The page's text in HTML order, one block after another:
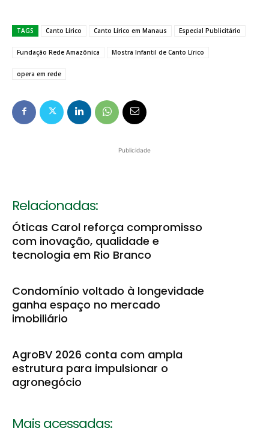
TAGS Canto Lírico Canto Lírico em Manaus Especial Publicitário
Fundação Rede Amazônica Mostra Infantil de Canto Lírico
opera em rede
Publicidade
Relacionadas:
Óticas Carol reforça compromisso
com inovação, qualidade e
tecnologia em Rio Branco
Condomínio voltado à longevidade
ganha espaço no mercado
imobiliário
AgroBV 2026 conta com ampla
estrutura para impulsionar o
agronegócio
Mais acessadas: